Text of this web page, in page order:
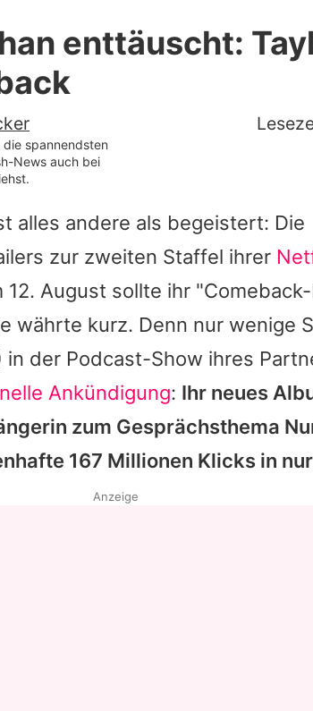
Stars
Filme & Serien
Familie & Liebe
Alle Themen auf Promiflash
App runterladen
Team
Redaktionelle Richtlinien
Impressum
Datenschutzerklärung
Nutzungsbedingungen
enttäuscht:
die spannendsten
News auch bei
alles andere als begeistert: Die
zur zweiten Staffel ihrer
12. August sollte ihr
währte kurz. Denn nur wenige
in der Podcast-Show ihres
Ankündigung: Ihr neues
zum Gesprächsthema
167 Millionen Klicks in
Anzeige